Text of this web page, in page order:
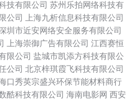
技有限公司 苏州乐拍网络科技有
公司
上海九析信息科技有限公司
圳市近安网络安全服务有限公司
上海崇御广告有限公司 江西赛恒
限公司 盐城市凯添方科技有限公
公司 北京梓琪霞飞科技有限公司
口秀英宗盛兴环保节能材料商行
酷科技有限公司 海南电影网 西安